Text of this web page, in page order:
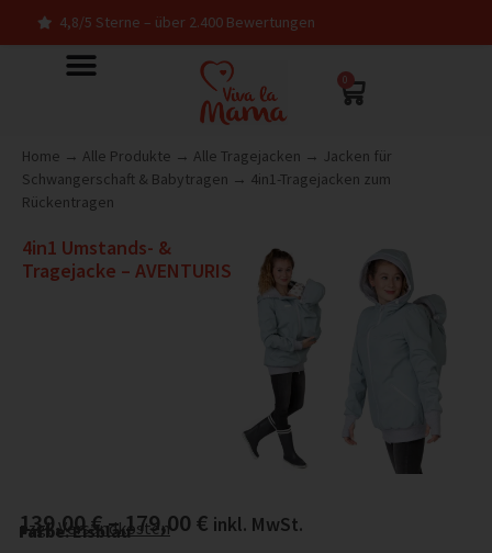
– über 2.400 Bewertungen
0
Home → Alle Produkte → Alle Tragejacken → Jacken für
Schwangerschaft & Babytragen → 4in1-Tragejacken zum
Rückentragen
4in1 Umstands- &
Tragejacke – AVENTURIS
139,00€–179,00 € inkl. MwSt.
zzgl.Versandkosten
Farbe:Eisblau